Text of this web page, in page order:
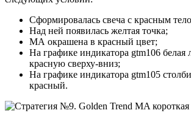
Сформировалась свеча с красным
Над ней появилась желтая точка;
МА окрашена в красный цвет;
На графике индикатора gtm106 белая
красную сверху-вниз;
На графике индикатора gtm105
красный.